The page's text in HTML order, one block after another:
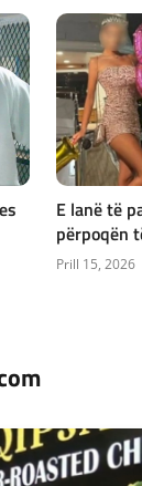
E lanë të
përpoqën
Prill 15, 2026